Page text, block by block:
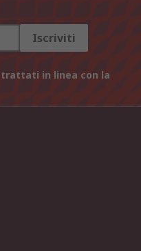
Iscriviti
in linea con la